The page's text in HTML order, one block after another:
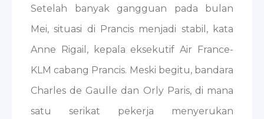
Setelah banyak gangguan pada bulan
Mei, situasi di Prancis menjadi stabil, kata
Anne Rigail, kepala eksekutif Air France-
KLM cabang Prancis. Meski begitu, bandara
Charles de Gaulle dan Orly Paris, di mana
satu serikat pekerja menyerukan